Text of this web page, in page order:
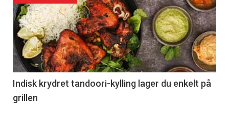
Indisk krydret tandoori-kylling lager du enkelt på
grillen